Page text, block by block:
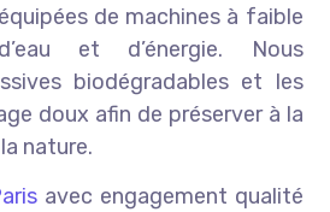
de machines à faible
et d’énergie. Nous
biodégradables et les
doux afin de préserver à la
nature.
avec engagement qualité